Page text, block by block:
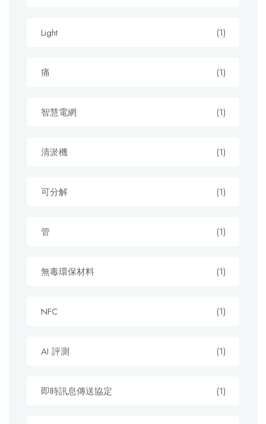
Light (1)
痛 (1)
智慧電網 (1)
清淤機 (1)
可分解 (1)
管 (1)
無毒環保材料 (1)
NFC (1)
AI 評測 (1)
即時訊息傳送協定 (1)